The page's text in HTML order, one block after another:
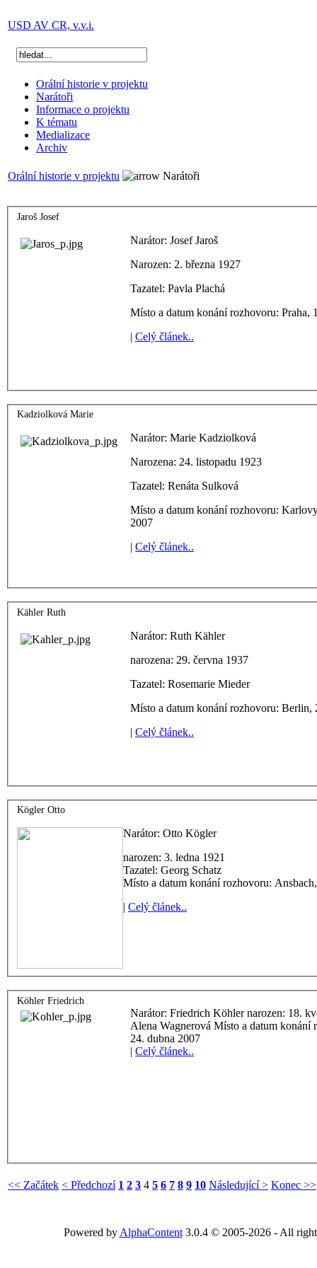
USD AV CR, v.v.i.
Orální historie v projektu
Narátoři
Informace o projektu
K tématu
Medializace
Archiv
Orální historie v projektu Narátoři
Jaroš Josef
Narátor: Josef Jaroš
Narozen: 2. března 1927
Tazatel: Pavla Plachá
Místo a datum konání rozhovoru: Praha,
| Celý článek..
Kadziolková Marie
Narátor: Marie Kadziolková
Narozena: 24. listopadu 1923
Tazatel: Renáta Sulková
Místo a datum konání rozhovoru:
2007
| Celý článek..
Kähler Ruth
Narátor: Ruth Kähler
narozena: 29. června 1937
Tazatel: Rosemarie Mieder
Místo a datum konání rozhovoru: Berlin,
| Celý článek..
Kögler Otto
Narátor: Otto Kögler
narozen: 3. ledna 1921
Tazatel: Georg Schatz
Místo a datum konání rozhovoru:
| Celý článek..
Köhler Friedrich
Narátor: Friedrich Köhler narozen: 18. května 1927 Tazatel:
Alena Wagnerová Místo a datum konání
24. dubna 2007
| Celý článek..
<< Začátek < Předchozí 1 2 3 4 5 6 7 8 9 10 Následující > Konec >>
Powered by AlphaContent3.0.4 © 2005-2026 - All